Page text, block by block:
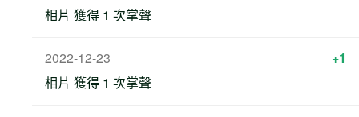
相片 獲得 1 次掌聲
2022-12-23
+1
相片 獲得 1 次掌聲